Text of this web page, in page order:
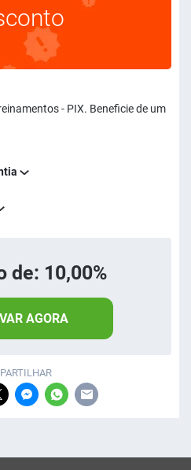
- PIX. Beneficie de um
de: 10,00%
AGORA